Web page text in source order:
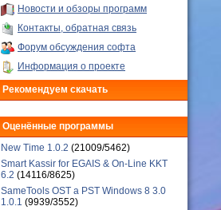
Новости и обзоры программ
Контакты, обратная связь
Форум обсуждения софта
Информация о проекте
Рекомендуем скачать
Оценённые программы
New Time 1.0.2 (21009/5462)
Smart Kassir for EGAIS & On-Line KKT
6.2 (14116/8625)
SameTools OST a PST Windows 8 3.0
1.0.1 (9939/3552)